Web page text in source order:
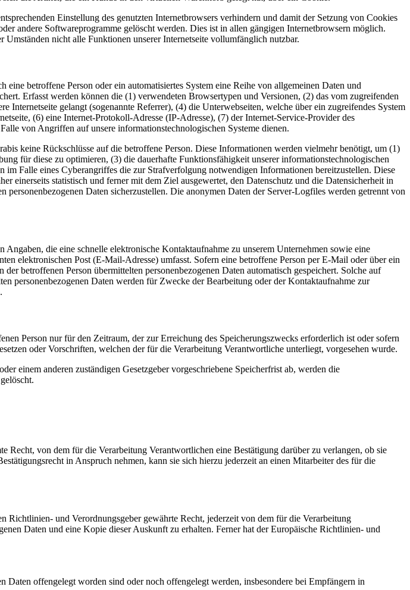
Einstellung des genutzten Internetbrowsers verhindern und damit der Setzung von Cookies
andere Softwareprogramme gelöscht werden. Dies ist in allen gängigen Internetbrowsern möglich.
nicht alle Funktionen unserer Internetseite vollumfänglich nutzbar.
betroffene Person oder ein automatisiertes System eine Reihe von allgemeinen Daten und
Erfasst werden können die (1) verwendeten Browsertypen und Versionen, (2) das vom zugreifenden
Internetseite gelangt (sogenannte Referrer), (4) die Unterwebseiten, welche über ein zugreifendes System
(6) eine Internet-Protokoll-Adresse (IP-Adresse), (7) der Internet-Service-Provider des
von Angriffen auf unsere informationstechnologischen Systeme dienen.
keine Rückschlüsse auf die betroffene Person. Diese Informationen werden vielmehr benötigt, um (1)
für diese zu optimieren, (3) die dauerhafte Funktionsfähigkeit unserer informationstechnologischen
Falle eines Cyberangriffes die zur Strafverfolgung notwendigen Informationen bereitzustellen. Diese
einerseits statistisch und ferner mit dem Ziel ausgewertet, den Datenschutz und die Datensicherheit in
Daten sicherzustellen. Die anonymen Daten der Server-Logfiles werden getrennt von
die eine schnelle elektronische Kontaktaufnahme zu unserem Unternehmen sowie eine
elektronischen Post (E-Mail-Adresse) umfasst. Sofern eine betroffene Person per E-Mail oder über ein
betroffenen Person übermittelten personenbezogenen Daten automatisch gespeichert. Solche auf
personenbezogenen Daten werden für Zwecke der Bearbeitung oder der Kontaktaufnahme zur
Person nur für den Zeitraum, der zur Erreichung des Speicherungszwecks erforderlich ist oder sofern
oder Vorschriften, welchen der für die Verarbeitung Verantwortliche unterliegt, vorgesehen wurde.
einem anderen zuständigen Gesetzgeber vorgeschriebene Speicherfrist ab, werden die
Recht, von dem für die Verarbeitung Verantwortlichen eine Bestätigung darüber zu verlangen, ob sie
in Anspruch nehmen, kann sie sich hierzu jederzeit an einen Mitarbeiter des für die
Richtlinien- und Verordnungsgeber gewährte Recht, jederzeit von dem für die Verarbeitung
Daten und eine Kopie dieser Auskunft zu erhalten. Ferner hat der Europäische Richtlinien- und
offengelegt worden sind oder noch offengelegt werden, insbesondere bei Empfängern in